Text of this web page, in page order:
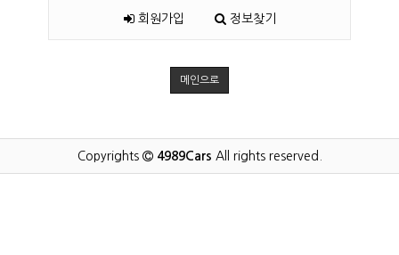
회원가입 정보찾기
메인으로
Copyrights 4989Cars All rights reserved.